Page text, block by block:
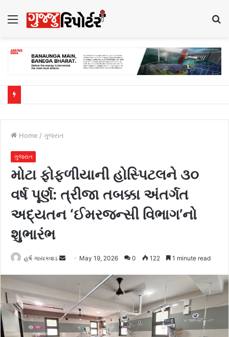
Menu
Home / ગુજરાત
ગુજરાત
મોટા ફોફળીયાની હોસ્પિટલને ૩૦
વર્ષ પૂર્ણ: ત્રીજા તબક્કા અંતર્ગત
અદ્યતન ‘ઈમરજન્સી વિભાગ’નો
શુભારંભ
હર્ષ ગાયક્વાડ
n
e
May 19, 2026 0 122 1 minute read